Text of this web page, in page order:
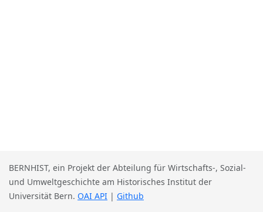
BERNHIST, ein Projekt der Abteilung für Wirtschafts-, Sozial-
und Umweltgeschichte am Historisches Institut der
Universität Bern. OAI API | Github